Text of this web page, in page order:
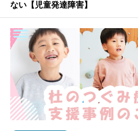
ない【児童発達障害】